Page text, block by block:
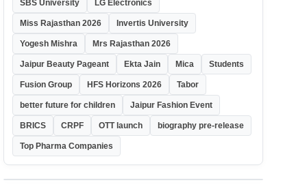
SBS University LG Electronics
Miss Rajasthan 2026 Invertis University
Yogesh Mishra Mrs Rajasthan 2026
Jaipur Beauty Pageant Ekta Jain Mica Students
Fusion Group HFS Horizons 2026 Tabor
better future for children Jaipur Fashion Event
BRICS CRPF OTT launch biography pre-release
Top Pharma Companies